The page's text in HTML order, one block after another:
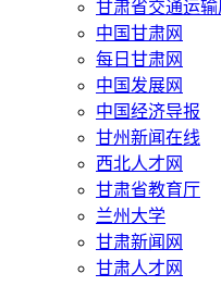
甘肃省交通运输
中国甘肃网
每日甘肃网
中国发展网
中国经济导报
甘州新闻在线
西北人才网
甘肃省教育厅
兰州大学
甘肃新闻网
甘肃人才网